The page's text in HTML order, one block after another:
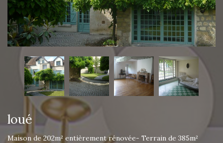
loué
Maison de 202m² entièrement rénovée- Terrain de 385m²